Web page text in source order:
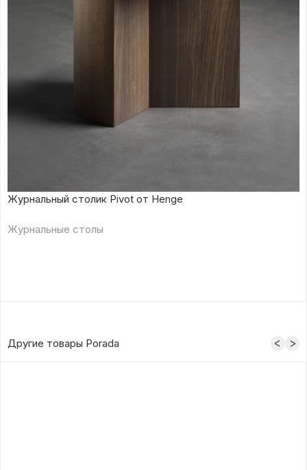
Журнальный столик Pivot от Henge
Журнальные столы
Другие товары Porada